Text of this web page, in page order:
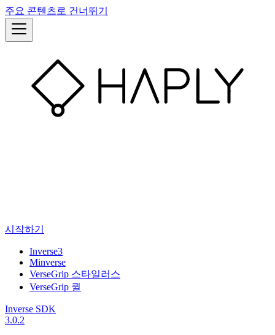
주요 콘텐츠로 건너뛰기
시작하기
Inverse3
Minverse
VerseGrip 스타일러스
VerseGrip 퀼
Inverse SDK
3.0.2